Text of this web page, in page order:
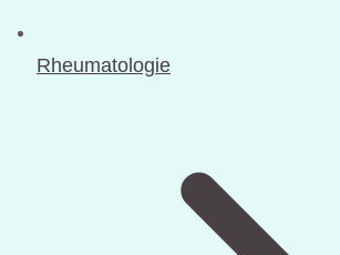
Rheumatologie